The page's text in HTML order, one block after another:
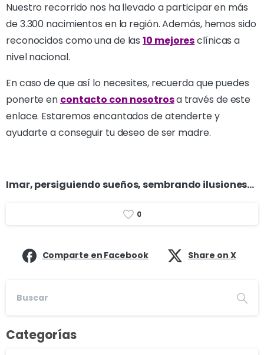
Nuestro recorrido nos ha llevado a participar en más
de 3.300 nacimientos en la región. Además, hemos sido
reconocidos como una de las10 mejoresclínicas a
nivel nacional.
En caso de que así lo necesites, recuerda que puedes
ponerte en contacto con nosotrosa través de este
enlace. Estaremos encantados de atenderte y
ayudarte a conseguir tu deseo de ser madre.
Imar, persiguiendo sueños, sembrando ilusiones…
0
Comparte en Facebook Share on X
Categorías